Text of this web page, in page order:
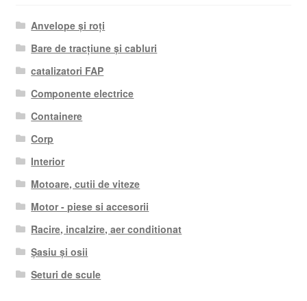
Anvelope și roți
Bare de tracțiune și cabluri
catalizatori FAP
Componente electrice
Containere
Corp
Interior
Motoare, cutii de viteze
Motor - piese si accesorii
Racire, incalzire, aer conditionat
Șasiu și osii
Seturi de scule